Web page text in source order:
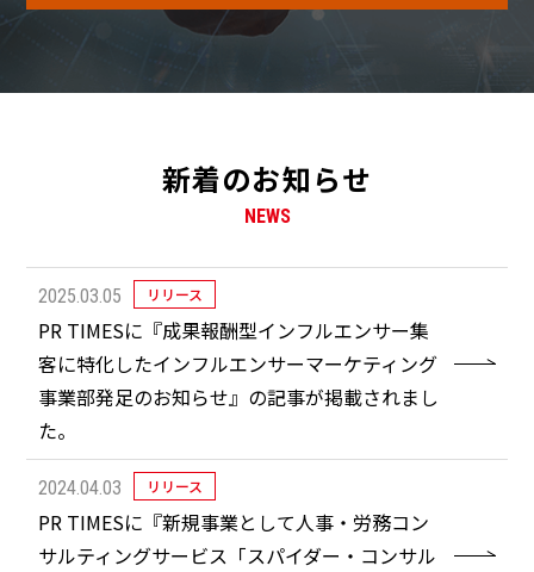
新着のお知らせ
NEWS
2025.03.05 リリース
PR TIMESに『成果報酬型インフルエンサー集
客に特化したインフルエンサーマーケティング
事業部発足のお知らせ』の記事が掲載されまし
た。
2024.04.03 リリース
PR TIMESに『新規事業として人事・労務コン
サルティングサービス「スパイダー・コンサル